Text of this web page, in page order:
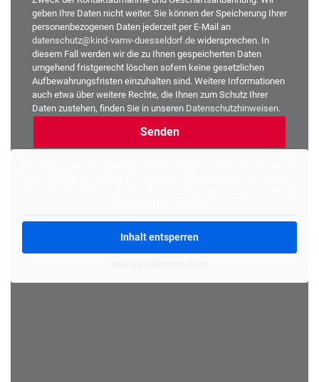
geben Ihre Daten nicht weiter. Sie können der Speicherung Ihrer
personenbezogenen Daten jederzeit per E-Mail an
datenschutz@kind-vamv-duesseldorf.de widersprechen. In
diesem Fall werden wir die zu Ihnen gespeicherten Daten
umgehend fristgerecht löschen sofern keine gesetzlichen
Aufbewahrungsfristen einzuhalten sind. Weitere Informationen
auch etwa über weitere Rechte, die Ihnen zum Schutz Ihrer
Daten zustehen, finden Sie in unseren Datenschutzhinweisen.
Inhalt entsperren